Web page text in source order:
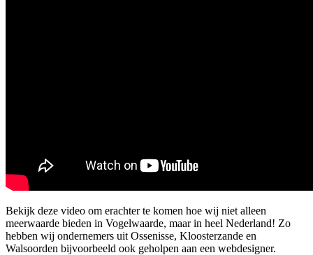
Bekijk deze video om erachter te komen hoe wij niet alleen
meerwaarde bieden in Vogelwaarde, maar in heel Nederland! Zo
hebben wij ondernemers uit Ossenisse, Kloosterzande en
Walsoorden bijvoorbeeld ook geholpen aan een webdesigner.